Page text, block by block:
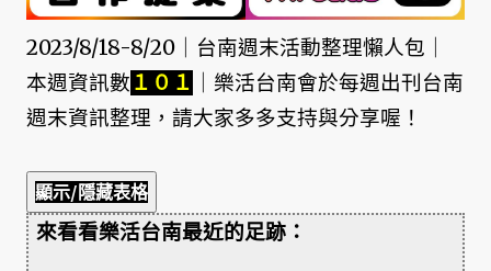
2023/8/18-8/20｜台南週末活動整理懶人包｜
本週資訊數 １０１
｜樂活台南會於每週出刊台南
週末資訊整理，請大家多多支持與分享喔！
顯示/隱藏表格
來看看樂活台南最近的足跡：